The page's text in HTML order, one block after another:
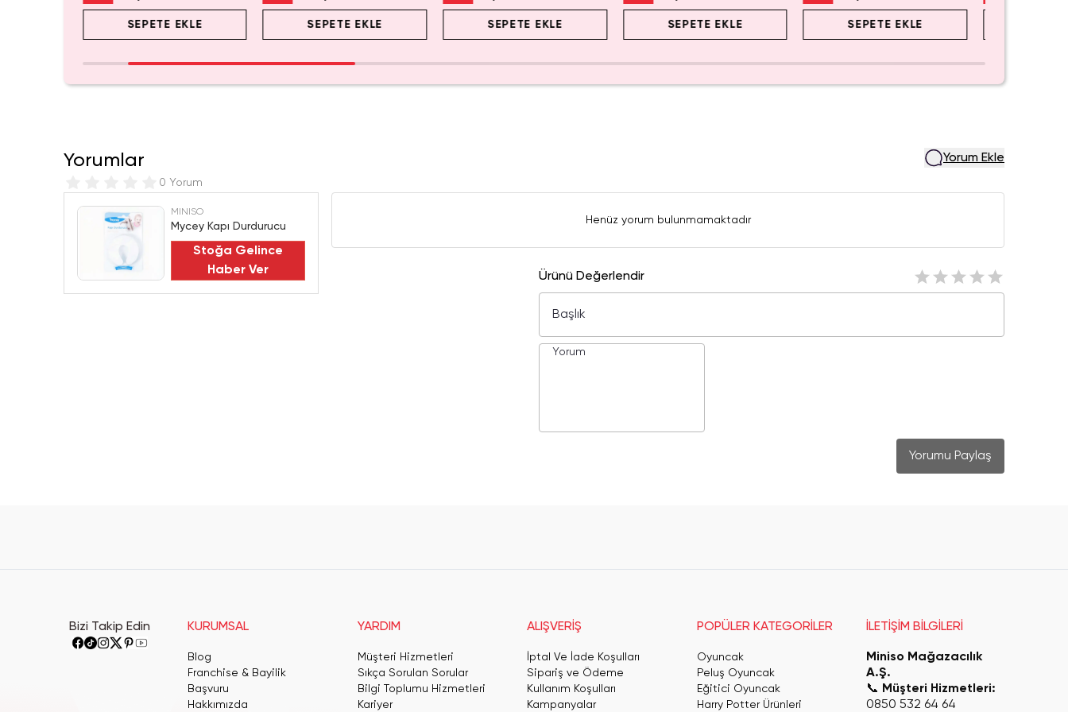
SEPETE EKLE SEPETE EKLE SEPETE EKLE SEPETE EKLE SEPETE EKLE
Yorumlar
0 Yorum
Yorum Ekle
MINISO
Mycey Kapı Durdurucu
Stoğa Gelince
Haber Ver
Henüz yorum bulunmamaktadır
Ürünü Değerlendir
Yorumu Paylaş
Bizi Takip Edin KURUMSAL
Blog
Franchise & Bayilik
Başvuru
Hakkımızda
YARDIM
Müşteri Hizmetleri
Sıkça Sorulan Sorular
Bilgi Toplumu Hizmetleri
Kariyer
ALIŞVERİŞ
İptal Ve İade Koşulları
Sipariş ve Ödeme
Kullanım Koşulları
Kampanyalar
POPÜLER KATEGORİLER
Oyuncak
Peluş Oyuncak
Eğitici Oyuncak
Harry Potter Ürünleri
İLETİŞİM BİLGİLERİ
Miniso Mağazacılık
A.Ş.
📞 Müşteri Hizmetleri:
0850 532 64 64